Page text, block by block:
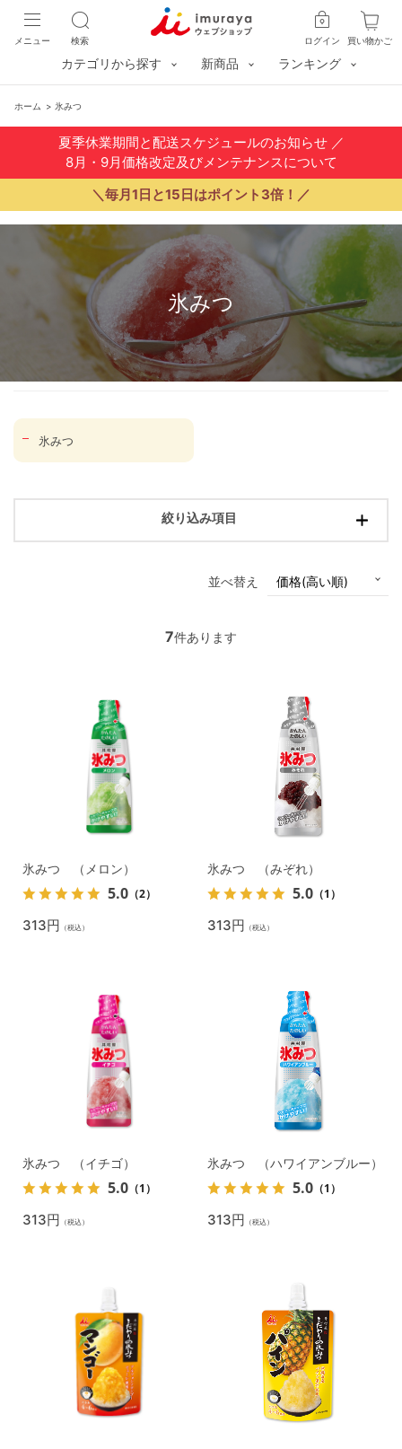
買い物かご
ログイン
検索
メニュー
カテゴリから探す 新商品 ランキング
ホーム > 氷みつ
夏季休業期間と配送スケジュールのお知らせ／
8月・9月価格改定及びメンテナンスについて
＼毎月1日と15日はポイント3倍！／
氷みつ
氷みつ
絞り込み項目
並べ替え
7件あります
氷みつ （メロン）
5.0 （2）
313円 （税込）
氷みつ （みぞれ）
5.0 （1）
313円 （税込）
氷みつ （イチゴ）
5.0 （1）
313円 （税込）
氷みつ （ハワイアンブルー）
5.0 （1）
313円 （税込）